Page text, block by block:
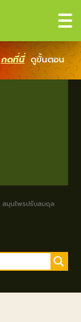
กดที่นี่ ดูขั้นตอน
สมุนไพรปรับสมดุล